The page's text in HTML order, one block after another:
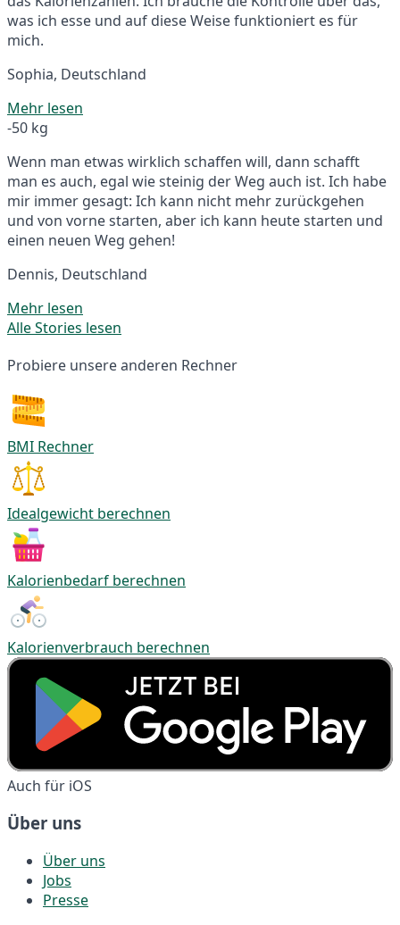
was ich esse und auf diese Weise funktioniert es für
mich.
Sophia, Deutschland
Mehr lesen
-50 kg
Wenn man etwas wirklich schaffen will, dann schafft
man es auch, egal wie steinig der Weg auch ist. Ich habe
mir immer gesagt: Ich kann nicht mehr zurückgehen
und von vorne starten, aber ich kann heute starten und
einen neuen Weg gehen!
Dennis, Deutschland
Mehr lesen
Alle Stories lesen
Probiere unsere anderen Rechner
BMI Rechner
Idealgewicht berechnen
Kalorienbedarf berechnen
Kalorienverbrauch berechnen
Auch für iOS
Über uns
Über uns
Jobs
Presse